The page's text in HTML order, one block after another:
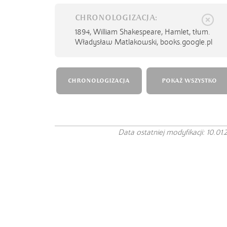
CHRONOLOGIZACJA:
1894, William Shakespeare, Hamlet, tłum.
Władysław Matlakowski, books.google.pl
CHRONOLOGIZACJA POKAŻ WSZYSTKO
Data ostatniej modyfikacji: